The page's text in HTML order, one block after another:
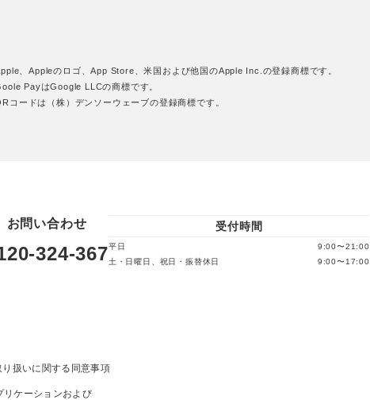
、Appleのロゴ、App Store、米国および他国のApple Inc.の登録商標です。
PayはGoogle LLCの商標です。
コードは（株）デンソーウェーブの登録商標です。
お問い合わせ
324-367
受付時間
平日
9:00〜21:00
土・日曜日、祝日・振替休日
9:00〜17:00
扱いに関する同意事項
ケーションおよび